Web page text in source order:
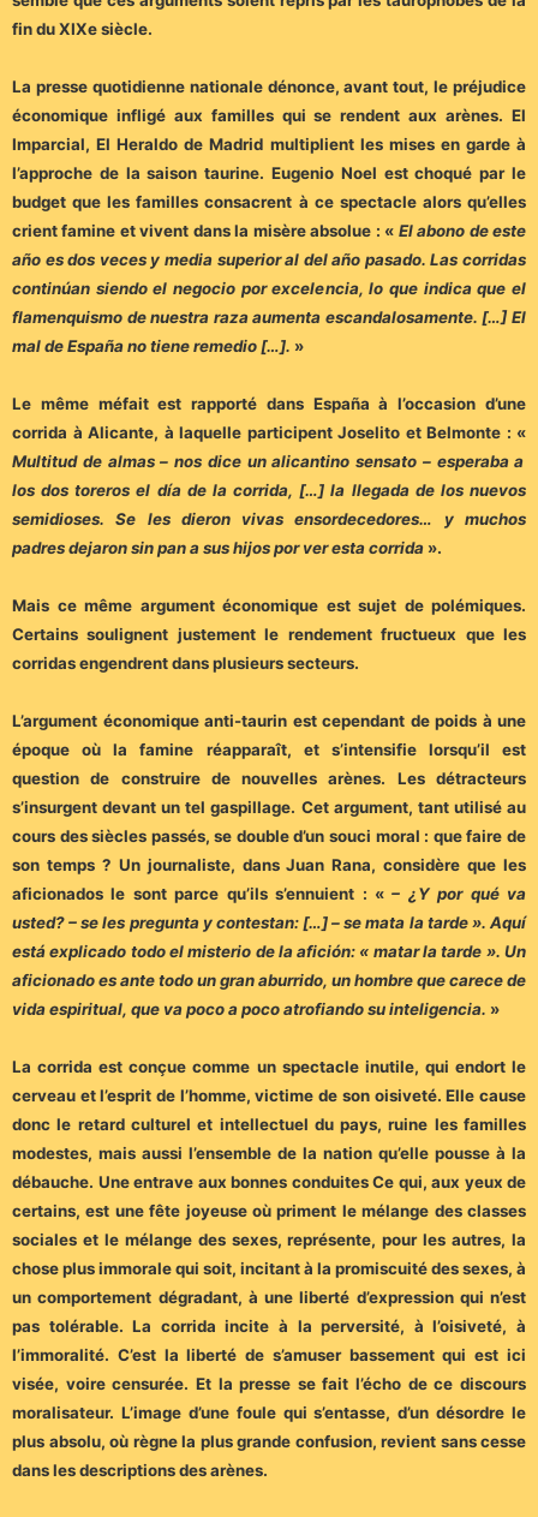
fin du XIXe siècle.
La presse quotidienne nationale dénonce, avant tout, le préjudice
économique infligé aux familles qui se rendent aux arènes. El
Imparcial, El Heraldo de Madrid multiplient les mises en garde à
l’approche de la saison taurine. Eugenio Noel est choqué par le
budget que les familles consacrent à ce spectacle alors qu’elles
crient famine et vivent dans la misère absolue : « El abono de este
año es dos veces y media superior al del año pasado. Las corridas
continúan siendo el negocio por excelencia, lo que indica que el
flamenquismo de nuestra raza aumenta escandalosamente. […] El
mal de España no tiene remedio […]. »
Le même méfait est rapporté dans España à l’occasion d’une
corrida à Alicante, à laquelle participent Joselito et Belmonte : «
Multitud de almas – nos dice un alicantino sensato – esperaba a
los dos toreros el día de la corrida, […] la llegada de los nuevos
semidioses. Se les dieron vivas ensordecedores… y muchos
padres dejaron sin pan a sus hijos por ver esta corrida ».
Mais ce même argument économique est sujet de polémiques.
Certains soulignent justement le rendement fructueux que les
corridas engendrent dans plusieurs secteurs.
L’argument économique anti-taurin est cependant de poids à une
époque où la famine réapparaît, et s’intensifie lorsqu’il est
question de construire de nouvelles arènes. Les détracteurs
s’insurgent devant un tel gaspillage. Cet argument, tant utilisé au
cours des siècles passés, se double d’un souci moral : que faire de
son temps ? Un journaliste, dans Juan Rana, considère que les
aficionados le sont parce qu’ils s’ennuient : «– ¿Y por qué va
usted? – se les pregunta y contestan: […] – se mata la tarde ». Aquí
está explicado todo el misterio de la afición: « matar la tarde ». Un
aficionado es ante todo un gran aburrido, un hombre que carece de
vida espiritual, que va poco a poco atrofiando su inteligencia. »
La corrida est conçue comme un spectacle inutile, qui endort le
cerveau et l’esprit de l’homme, victime de son oisiveté. Elle cause
donc le retard culturel et intellectuel du pays, ruine les familles
modestes, mais aussi l’ensemble de la nation qu’elle pousse à la
débauche. Une entrave aux bonnes conduites Ce qui, aux yeux de
certains, est une fête joyeuse où priment le mélange des classes
sociales et le mélange des sexes, représente, pour les autres, la
chose plus immorale qui soit, incitant à la promiscuité des sexes, à
un comportement dégradant, à une liberté d’expression qui n’est
pas tolérable. La corrida incite à la perversité, à l’oisiveté, à
l’immoralité. C’est la liberté de s’amuser bassement qui est ici
visée, voire censurée. Et la presse se fait l’écho de ce discours
moralisateur. L’image d’une foule qui s’entasse, d’un désordre le
plus absolu, où règne la plus grande confusion, revient sans cesse
dans les descriptions des arènes.